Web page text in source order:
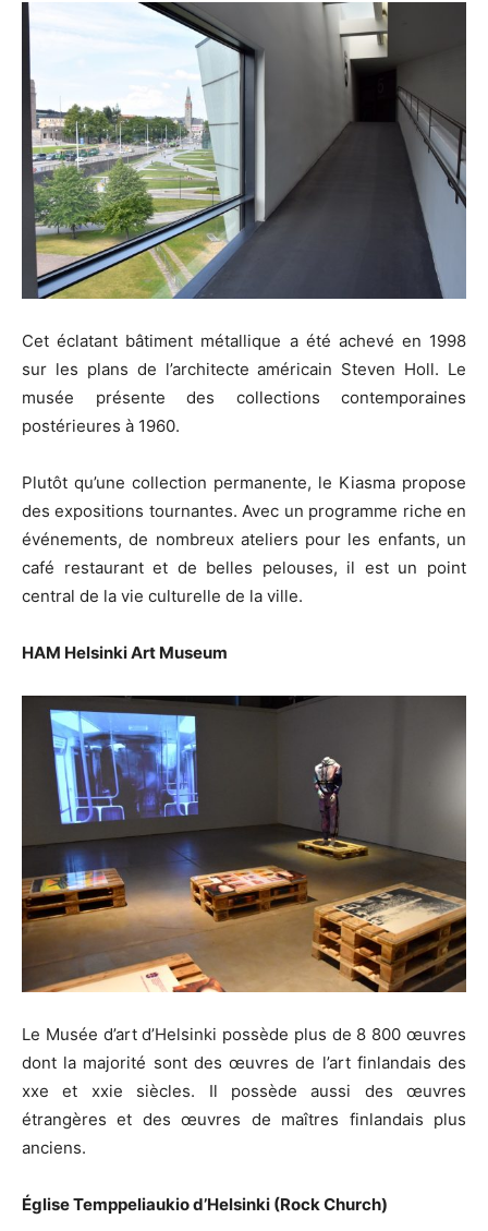
Cet éclatant bâtiment métallique a été achevé en 1998
sur les plans de l’architecte américain Steven Holl. Le
musée présente des collections contemporaines
postérieures à 1960.
Plutôt qu’une collection permanente, le Kiasma propose
des expositions tournantes. Avec un programme riche en
événements, de nombreux ateliers pour les enfants, un
café restaurant et de belles pelouses, il est un point
central de la vie culturelle de la ville.
HAM Helsinki Art Museum
Le Musée d’art d’Helsinki possède plus de 8 800 œuvres
dont la majorité sont des œuvres de l’art finlandais des
xxe et xxie siècles. Il possède aussi des œuvres
étrangères et des œuvres de maîtres finlandais plus
anciens.
Église Temppeliaukio d’Helsinki (Rock Church)